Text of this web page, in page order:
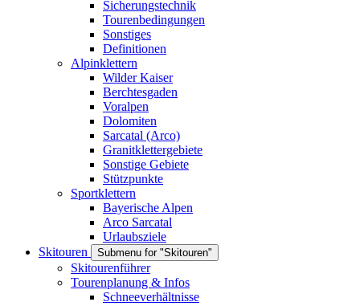
Sicherungstechnik
Tourenbedingungen
Sonstiges
Definitionen
Alpinklettern
Wilder Kaiser
Berchtesgaden
Voralpen
Dolomiten
Sarcatal (Arco)
Granitklettergebiete
Sonstige Gebiete
Stützpunkte
Sportklettern
Bayerische Alpen
Arco Sarcatal
Urlaubsziele
Skitouren
Submenu for "Skitouren"
Skitourenführer
Tourenplanung & Infos
Schneeverhältnisse